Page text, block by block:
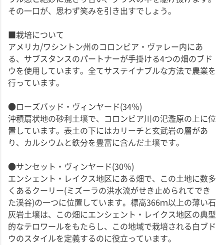
その一口が、思わず笑みを引き出すでしょう。
■栽培について
アメリカ/ワシントン州のコロンビア・ヴァレー内にあ
る、サブスタンスのパートナーが手掛ける4つの畑のブド
ウを使用しています。全てサステイナブルな方法で農業を
行っています。
●ローズバッド・ヴィンヤード(34％)
沖積扇状地の砂利土壌で、コロンビア川の氾濫原の上に位
置しています。表土の下にはカリーチと玄武岩の層があ
り、カルシウムと鉄分を豊富に含んだ土壌です。
●サンセット・ヴィンヤード(30％)
エンシェント・レイクス地区にある畑で、この土地に数多
くあるクーリー(ミズーラの洪水流がせき止められてでき
た渓谷)の一つに位置しています。標高366ｍ以上の薄い石
灰岩土壌は、この畑にエンシェント・レイクス地区の典型
的なテロワールをもたらし、この地域で栽培される白ブド
ウのスタイルを定義するのに役立っています。